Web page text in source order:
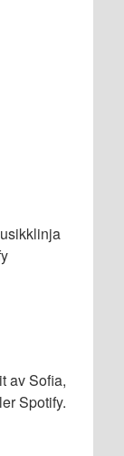
av Sofia,
Spotify.